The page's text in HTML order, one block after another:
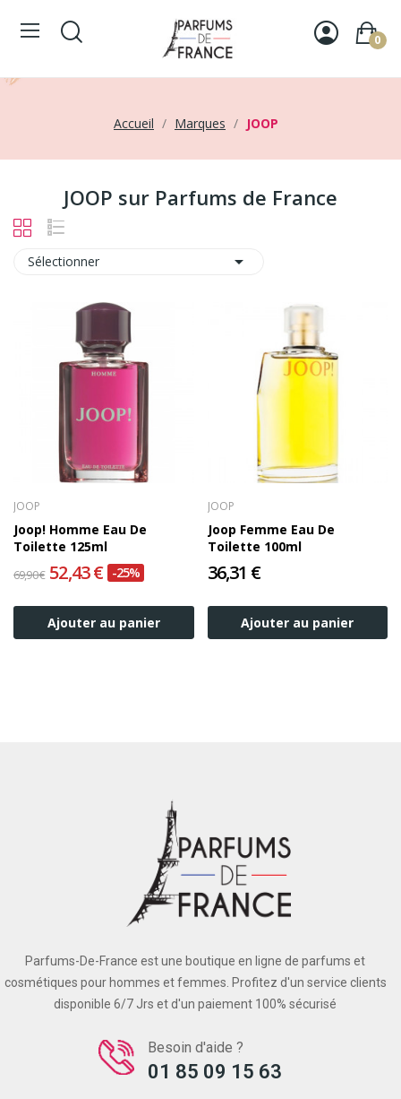
0
Accueil Marques JOOP
JOOP sur Parfums de France
Sélectionner 
JOOP
Joop! Homme Eau De
Toilette 125ml
69,90 € 52,43 € -25%
Ajouter au panier
JOOP
Joop Femme Eau De
Toilette 100ml
36,31 €
Ajouter au panier
Parfums-De-France est une boutique en ligne de parfums et
cosmétiques pour hommes et femmes. Profitez d'un service clients
disponible 6/7 Jrs et d'un paiement 100% sécurisé
Besoin d'aide ?
01 85 09 15 63